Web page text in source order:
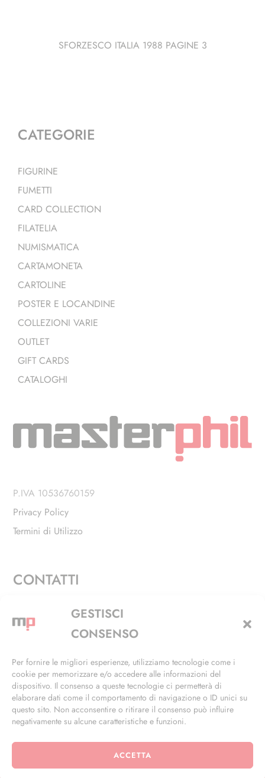
GESTISCI
CONSENSO
Per fornire le migliori esperienze, utilizziamo tecnologie come i
cookie per memorizzare e/o accedere alle informazioni del
dispositivo. Il consenso a queste tecnologie ci permetterà di
elaborare dati come il comportamento di navigazione o ID unici su
questo sito. Non acconsentire o ritirare il consenso può influire
negativamente su alcune caratteristiche e funzioni.
ACCETTA
SFORZESCO ITALIA 1988 PAGINE 3
CATEGORIE
FIGURINE
FUMETTI
CARD COLLECTION
FILATELIA
NUMISMATICA
CARTAMONETA
CARTOLINE
POSTER E LOCANDINE
COLLEZIONI VARIE
OUTLET
GIFT CARDS
CATALOGHI
P.IVA 10536760159
Privacy Policy
Termini di Utilizzo
CONTATTI
Via Alfieri, 27 - Trezzano Sul Naviglio (MI)
+39 02 4846 3155
info@masterphil.it